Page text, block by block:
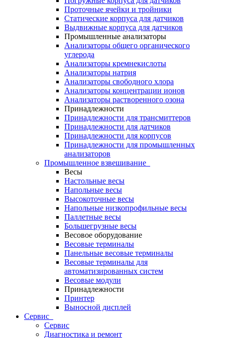
Проточные ячейки и тройники
Статические корпуса для датчиков
Выдвижные корпуса для датчиков
Промышленные анализаторы
Анализаторы общего органического
углерода
Анализаторы кремнекислоты
Анализаторы натрия
Анализаторы свободного хлора
Анализаторы концентрации ионов
Анализаторы растворенного озона
Принадлежности
Принадлежности для трансмиттеров
Принадлежности для датчиков
Принадлежности для корпусов
Принадлежности для промышленных
анализаторов
Промышленное взвешивание
Весы
Настольные весы
Напольные весы
Высокоточные весы
Напольные низкопрофильные весы
Паллетные весы
Большегрузные весы
Весовое оборудование
Весовые терминалы
Панельные весовые терминалы
Весовые терминалы для
автоматизированных систем
Весовые модули
Принадлежности
Принтер
Выносной дисплей
Сервис
Сервис
Диагностика и ремонт